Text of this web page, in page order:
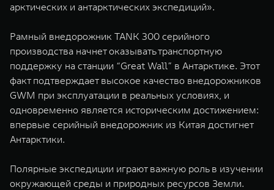
арктических и антарктических экспедиций».
Рамный внедорожник TANK 300 серийного
производства начнет оказывать транспортную
поддержку на станции “Great Wall” в Антарктике. Этот
факт подтверждает высокое качество внедорожников
GWM при эксплуатации в реальных условиях, и
одновременно является историческим достижением:
впервые серийный внедорожник из Китая достигнет
Антарктики.
Полярные экспедиции играют важную роль в изучении
окружающей среды и природных ресурсов Земли.